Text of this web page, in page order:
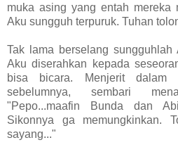
muka asing yang entah mereka
Aku sungguh terpuruk. Tuhan
Tak lama berselang sungguhlah
Aku diserahkan kepada
bisa bicara. Menjerit
sebelumnya, sembari
"Pepo...maafin Bunda dan
Sikonnya ga memungkinkan.
sayang..."